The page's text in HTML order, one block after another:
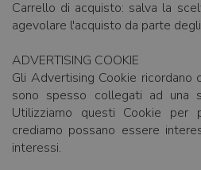
Carrello di acquisto: salva la
agevolare l'acquisto da parte
ADVERTISING COOKIE
Gli Advertising Cookie ricordano
sono spesso collegati ad una
Utilizziamo questi Cookie per
crediamo possano essere
interessi.